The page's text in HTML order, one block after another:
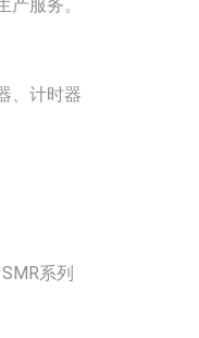
服务。
、计时器
系列